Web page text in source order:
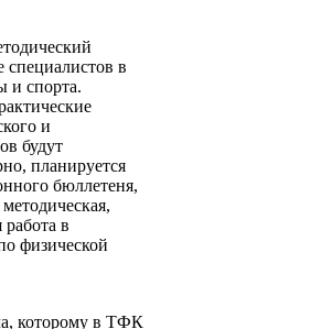
специалистов в
и спорта.
и
будут
планируется
бюллетеня,
работа в
физической
которому в ТФК